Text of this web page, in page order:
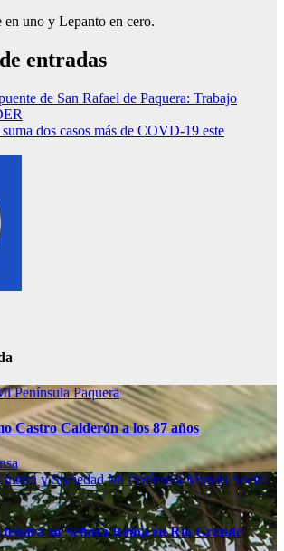
en uno y Lepanto en cero.
entradas
de San Rafael de Paquera: Trabajo
dos casos más de COVD-19 este
PenínsulaPaquera
Castro Calderón a los 87 años
y SociedadMi PenínsulaMundo Social
su Señora Reina en Río Grande